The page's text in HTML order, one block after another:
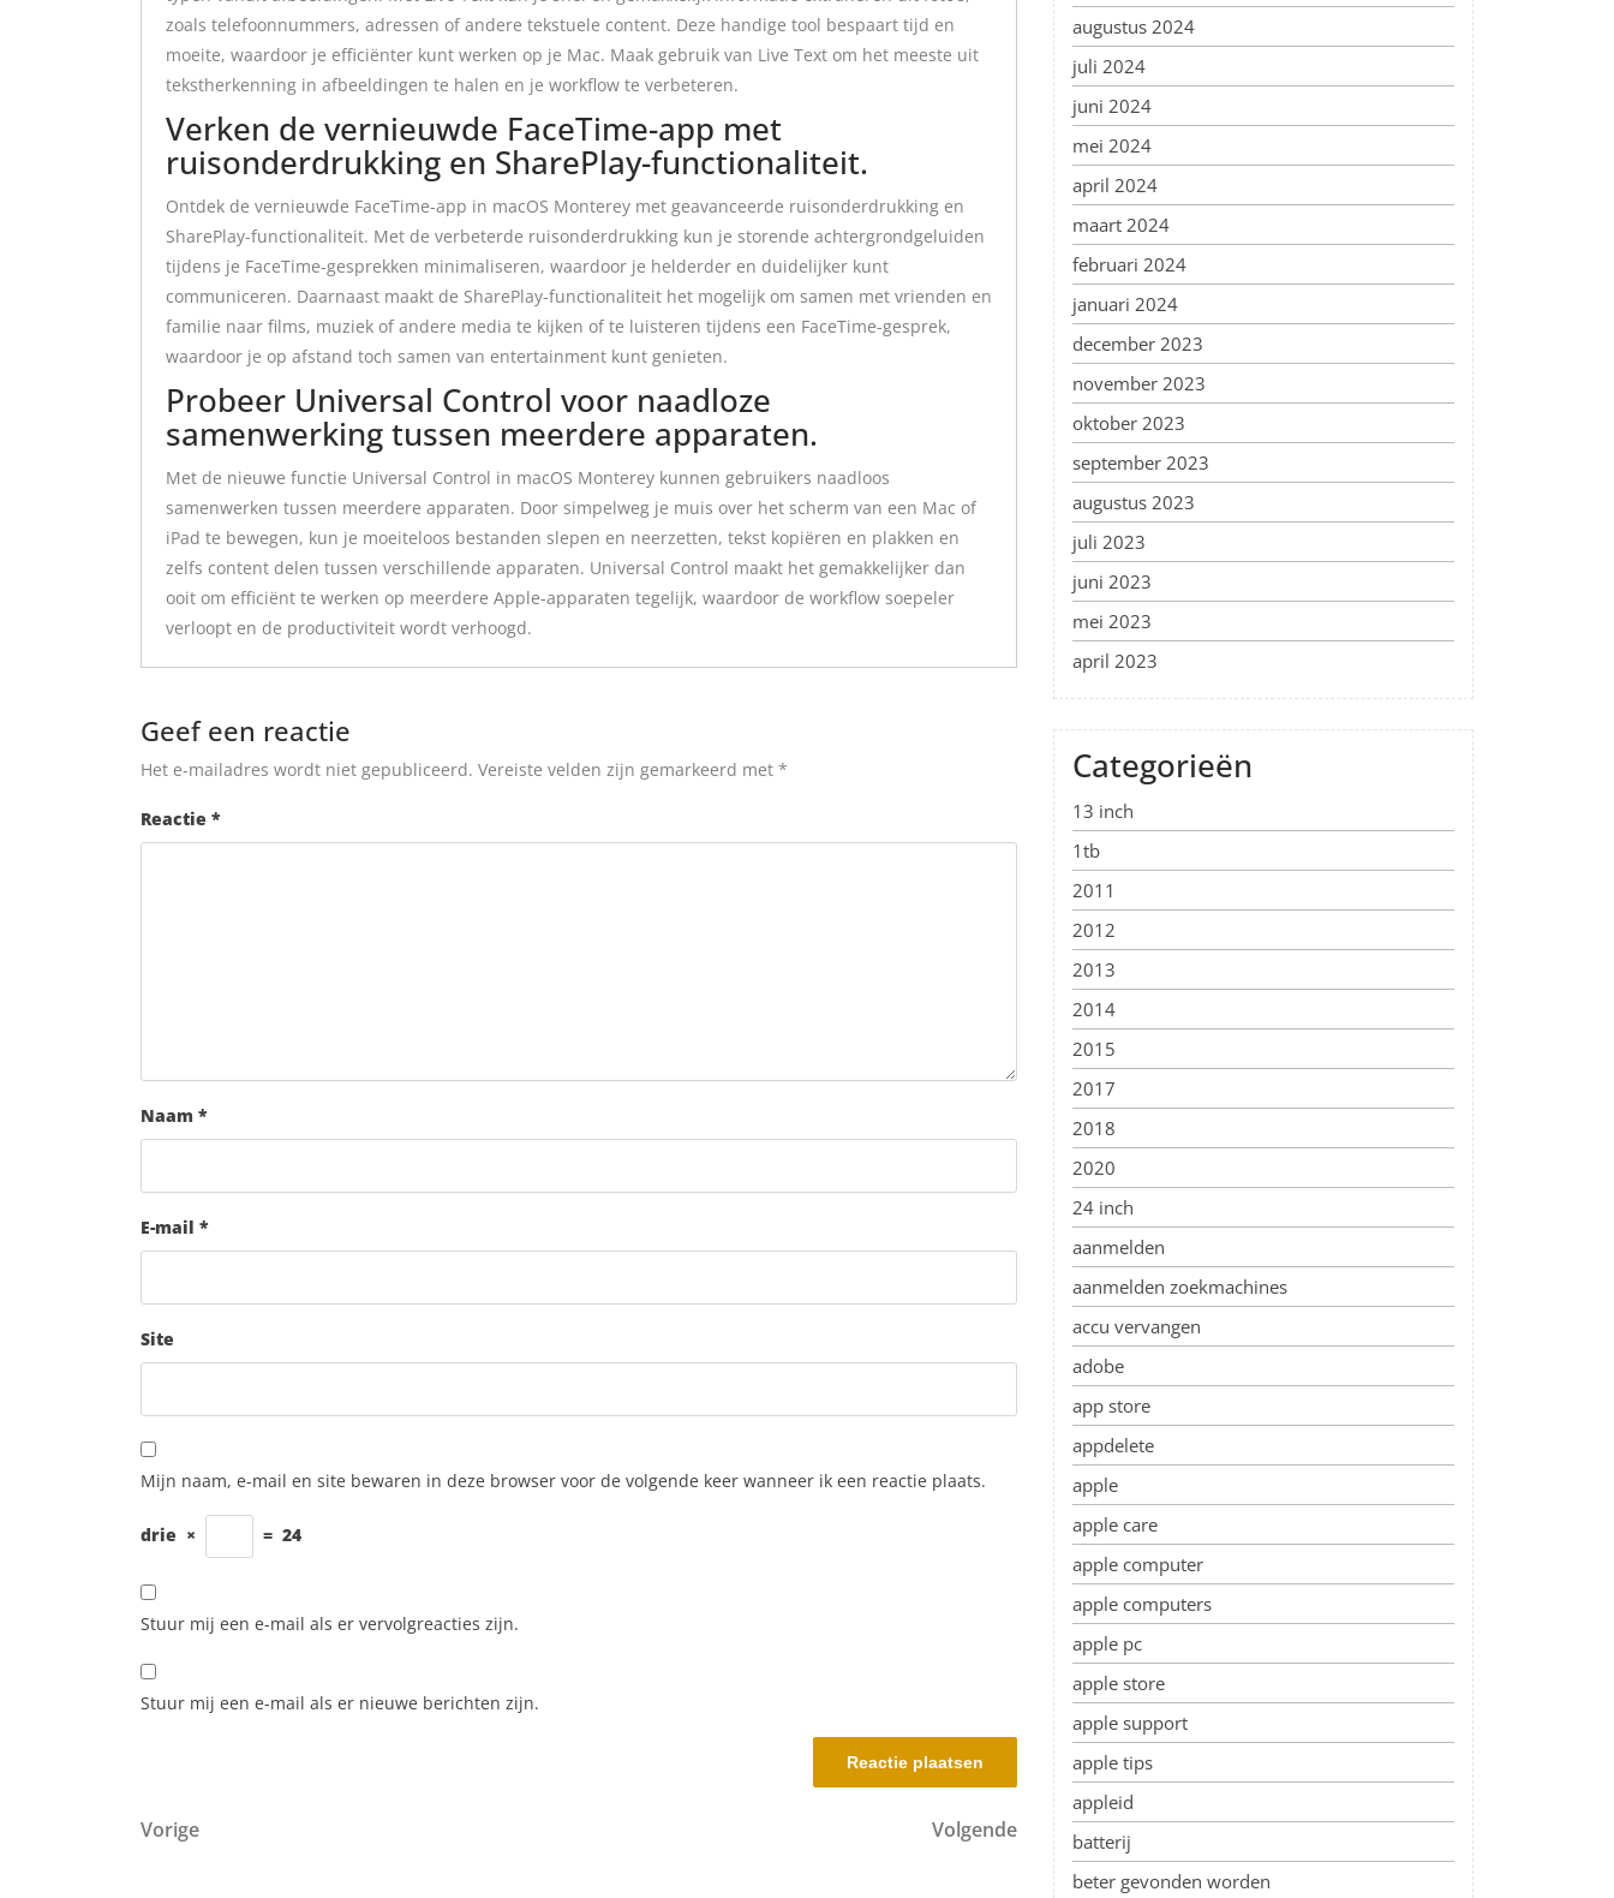
zoals telefoonnummers, adressen of andere tekstuele content. Deze handige tool bespaart tijd en
moeite, waardoor je efficiënter kunt werken op je Mac. Maak gebruik van Live Text om het meeste uit
tekstherkenning in afbeeldingen te halen en je workflow te verbeteren.
Verken de vernieuwde FaceTime-app met
ruisonderdrukking en SharePlay-functionaliteit.
Ontdek de vernieuwde FaceTime-app in macOS Monterey met geavanceerde ruisonderdrukking en
SharePlay-functionaliteit. Met de verbeterde ruisonderdrukking kun je storende achtergrondgeluiden
tijdens je FaceTime-gesprekken minimaliseren, waardoor je helderder en duidelijker kunt
communiceren. Daarnaast maakt de SharePlay-functionaliteit het mogelijk om samen met vrienden en
familie naar films, muziek of andere media te kijken of te luisteren tijdens een FaceTime-gesprek,
waardoor je op afstand toch samen van entertainment kunt genieten.
Probeer Universal Control voor naadloze
samenwerking tussen meerdere apparaten.
Met de nieuwe functie Universal Control in macOS Monterey kunnen gebruikers naadloos
samenwerken tussen meerdere apparaten. Door simpelweg je muis over het scherm van een Mac of
iPad te bewegen, kun je moeiteloos bestanden slepen en neerzetten, tekst kopiëren en plakken en
zelfs content delen tussen verschillende apparaten. Universal Control maakt het gemakkelijker dan
ooit om efficiënt te werken op meerdere Apple-apparaten tegelijk, waardoor de workflow soepeler
verloopt en de productiviteit wordt verhoogd.
Geef een reactie
Het e-mailadres wordt niet gepubliceerd. Vereiste velden zijn gemarkeerd met *
Reactie *
Naam *
E-mail *
Site
Mijn naam, e-mail en site bewaren in deze browser voor de volgende keer wanneer ik een reactie plaats.
drie × = 24
Stuur mij een e-mail als er vervolgreacties zijn.
Stuur mij een e-mail als er nieuwe berichten zijn.
Berichtnavigatie
Vorig bericht
Vorige
Volgend
bericht
Volgende
augustus 2024
juli 2024
juni 2024
mei 2024
april 2024
maart 2024
februari 2024
januari 2024
december 2023
november 2023
oktober 2023
september 2023
augustus 2023
juli 2023
juni 2023
mei 2023
april 2023
Categorieën
13 inch
1tb
2011
2012
2013
2014
2015
2017
2018
2020
24 inch
aanmelden
aanmelden zoekmachines
accu vervangen
adobe
app store
appdelete
apple
apple care
apple computer
apple computers
apple pc
apple store
apple support
apple tips
appleid
batterij
beter gevonden worden